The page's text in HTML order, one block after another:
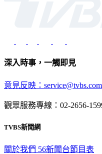
深入時事，一觸即見
意見反映：
觀眾服務專線：02-2656-
TVBS新聞網
關於我們 56新聞台節目表